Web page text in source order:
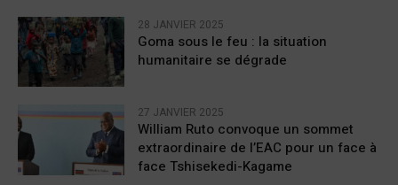
28 JANVIER 2025
Goma sous le feu : la situation
humanitaire se dégrade
27 JANVIER 2025
William Ruto convoque un sommet
extraordinaire de l’EAC pour un face à
face Tshisekedi-Kagame